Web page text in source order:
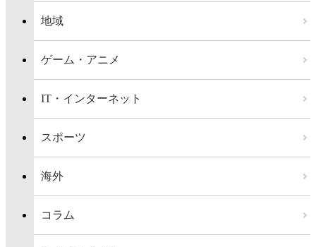
地域
ゲーム・アニメ
IT・インターネット
スポーツ
海外
コラム